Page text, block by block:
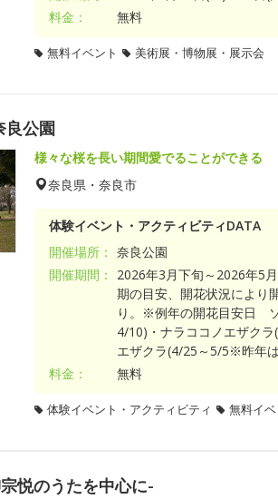
料金：
無料
無料イベント 美術展・博物展・展示会
良公園
様々な桜を長い期間愛でることができる
奈良県・奈良市
体験イベント・アクティビティDATA
開催場所： 奈良公園
開催期間：
2026年3月下旬～2026年5
期の目安、開花状況により
り。※例年の開花目安日
4/10)・ナラココノエザク
エザクラ(4/25～5/5※昨年
料金：
無料
体験イベント・アクティビティ 無料イベ
悦のうたを中心に-